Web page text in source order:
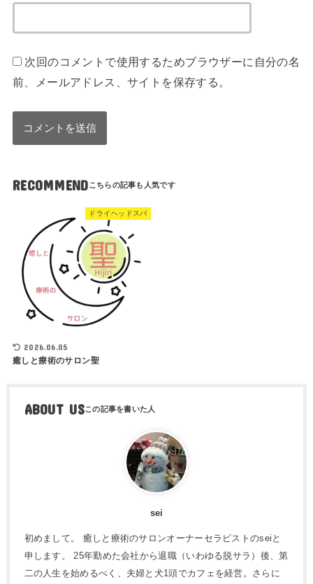
次回のコメントで使用するためブラウザーに自分の名
前、メールアドレス、サイトを保存する。
RECOMMEND
ドライヘッドスパ
2026.06.05
癒しと療術のサロン聖
ABOUT US
sei
初めまして。 癒しと療術のサロンオーナーセラピストのseiと
申します。 25年勤めた会社から退職（いわゆる脱サラ）後、第
二の人生を始めるべく、夫婦と犬1頭でカフェを経営。さらに